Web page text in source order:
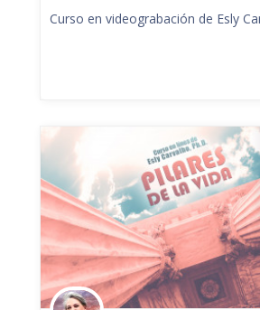
Curso en videograbación de Esly